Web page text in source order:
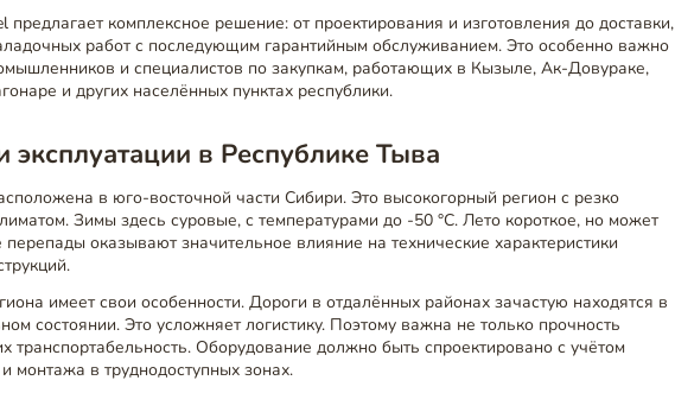
комплексное решение: от проектирования и изготовления до доставки,
работ с последующим гарантийным обслуживанием. Это особенно важно
и специалистов по закупкам, работающих в Кызыле, Ак-Довураке,
и других населённых пунктах республики.
эксплуатации в Республике Тыва
в юго-восточной части Сибири. Это высокогорный регион с резко
Зимы здесь суровые, с температурами до -50 °C. Лето короткое, но может
оказывают значительное влияние на технические характеристики
имеет свои особенности. Дороги в отдалённых районах зачастую находятся в
состоянии. Это усложняет логистику. Поэтому важна не только прочность
транспортабельность. Оборудование должно быть спроектировано с учётом
монтажа в труднодоступных зонах.